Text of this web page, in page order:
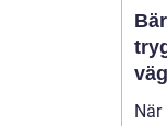
När